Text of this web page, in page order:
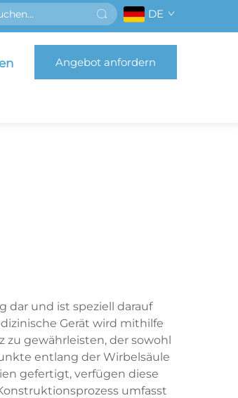
DE
Angebot anfordern
dar und ist speziell darauf
Gerät wird mithilfe
gewährleisten, der sowohl
entlang der Wirbelsäule
gefertigt, verfügen diese
umfasst